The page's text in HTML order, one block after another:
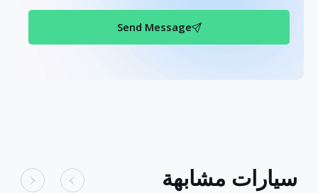
Send Message
سيارات مشابهة